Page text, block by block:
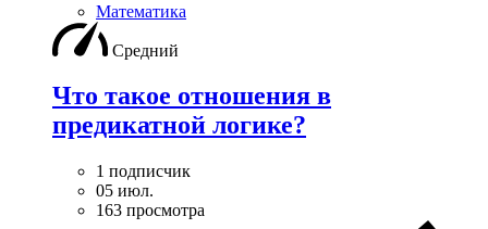
Математика
Средний
Что такое отношения в
предикатной логике?
1 подписчик
05 июл.
163 просмотра